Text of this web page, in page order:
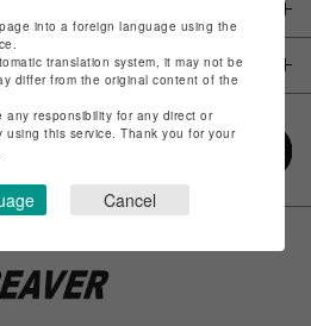
into a foreign language using the
translation system, it may not be
differ from the original content of the
responsibility for any direct or
using this service. Thank you for your
Cancel